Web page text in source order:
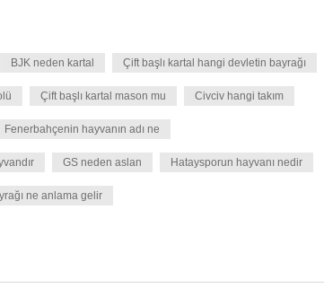
BJK neden kartal Çift başlı kartal hangi devletin bayrağı
Çift başlı kartal mason mu Civciv hangi takım
Fenerbahçenin hayvanın adı ne
GS neden aslan Hataysporun hayvanı nedir
ne anlama gelir